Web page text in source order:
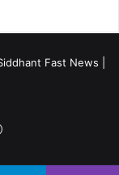
Fast News
WhatsApp